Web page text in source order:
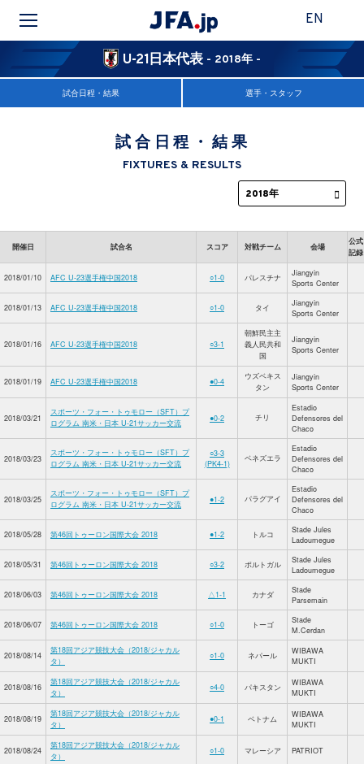
EN
U-21日本代表 - 2018年 -
試合日程・結果 選手・スタッフ
試合日程・結果
FIXTURES & RESULTS
開催日 試合名 スコア 対戦チーム 会場
公式
記録
2018/01/10 AFC U-23選手権中国2018 ○1-0 パレスチナ
Jiangyin
Sports Center
2018/01/13 AFC U-23選手権中国2018 ○1-0 タイ
Jiangyin
Sports Center
2018/01/16 AFC U-23選手権中国2018 ○3-1
朝鮮民主主
義人民共和
国
Jiangyin
Sports Center
2018/01/19 AFC U-23選手権中国2018 ●0-4
ウズベキス
タン
Jiangyin
Sports Center
2018/03/21
スポーツ・フォー・トゥモロー（SFT）プ
ログラム 南米・日本 U-21サッカー交流
●0-2 チリ
Estadio
Defensores del
Chaco
2018/03/23
スポーツ・フォー・トゥモロー（SFT）プ
ログラム 南米・日本 U-21サッカー交流
○3-3
(PK4-1)
ベネズエラ
Estadio
Defensores del
Chaco
2018/03/25
スポーツ・フォー・トゥモロー（SFT）プ
ログラム 南米・日本 U-21サッカー交流
●1-2 パラグアイ
Estadio
Defensores del
Chaco
2018/05/28 第46回トゥーロン国際大会 2018 ●1-2 トルコ
Stade Jules
Ladoumegue
2018/05/31 第46回トゥーロン国際大会 2018 ○3-2 ポルトガル
Stade Jules
Ladoumegue
2018/06/03 第46回トゥーロン国際大会 2018 △1-1 カナダ
Stade
Parsemain
2018/06/07 第46回トゥーロン国際大会 2018 ○1-0 トーゴ
Stade
M.Cerdan
2018/08/14
第18回アジア競技大会（2018/ジャカル
タ）
○1-0 ネパール
WIBAWA
MUKTI
2018/08/16
第18回アジア競技大会（2018/ジャカル
タ）
○4-0 パキスタン
WIBAWA
MUKTI
2018/08/19
第18回アジア競技大会（2018/ジャカル
タ）
●0-1 ベトナム
WIBAWA
MUKTI
2018/08/24
第18回アジア競技大会（2018/ジャカル
タ）
○1-0 マレーシア PATRIOT